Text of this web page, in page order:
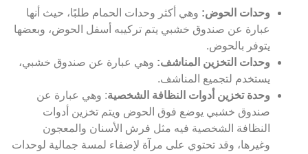
وحدات الحوض: وهي أكثر وحدات الحمام طلبًا، حيث أنها
عبارة عن صندوق خشبي يتم تركيبه أسفل الحوض، وبعضها
يتوفر بالحوض.
وحدات التخزين المناشف: وهي عبارة عن صندوق خشبي،
يستخدم لتجميع المناشف.
وحدة تخزين أدوات النظافة الشخصية: وهي عبارة عن
صندوق خشبي يوضع فوق الحوض ويتم تخزين أدوات
النظافة الشخصية فيه مثل فرش الأسنان والمعجون
وغيرها، وقد تحتوي على مرآة لإضفاء لمسة جمالية لوحدات